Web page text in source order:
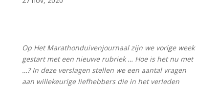
Op Het Marathonduivenjournaal zijn we vorige week
gestart met een nieuwe rubriek … Hoe is het nu met
…? In deze verslagen stellen we een aantal vragen
aan willekeurige liefhebbers die in het verleden